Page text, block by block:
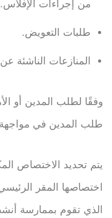
من إجراءات الإفلاس.
طلبات التعويض.
المنازعات الناشئة
وفقًا لطلب المدين أو
طلب المدين في
يتم تحديد الاختصاص
اختصاصها المقر
الذي تقوم بممارسة